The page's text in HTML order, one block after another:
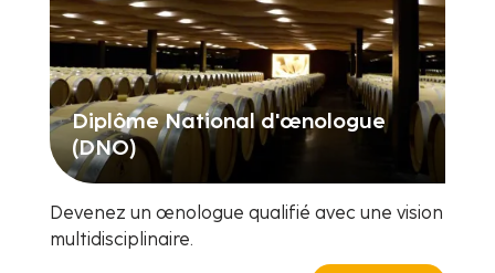
Diplôme National d'œnologue
(DNO)
Devenez un œnologue qualifié avec une vision
multidisciplinaire.